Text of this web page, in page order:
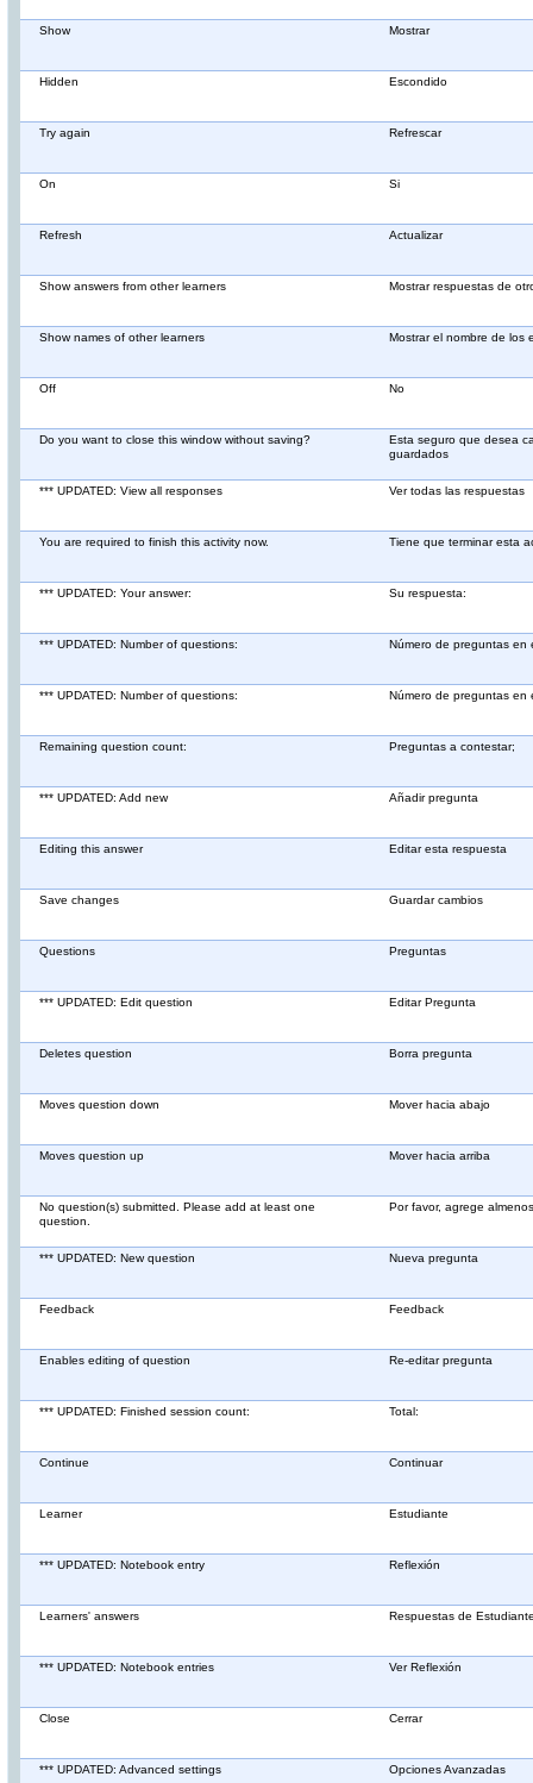
Show Mostrar
Hidden Escondido
Try again Refrescar
On Si
Refresh Actualizar
Show answers from other learners Mostrar respuestas de
Show names of other learners Mostrar el nombre de los
Off No
Do you want to close this window without saving?
Esta seguro que desea
guardados
*** UPDATED: View all responses Ver todas las respuestas
You are required to finish this activity now. Tiene que terminar esta
*** UPDATED: Your answer: Su respuesta:
*** UPDATED: Number of questions: Número de preguntas en
*** UPDATED: Number of questions: Número de preguntas en
Remaining question count: Preguntas a contestar;
*** UPDATED: Add new Añadir pregunta
Editing this answer Editar esta respuesta
Save changes Guardar cambios
Questions Preguntas
*** UPDATED: Edit question Editar Pregunta
Deletes question Borra pregunta
Moves question down Mover hacia abajo
Moves question up Mover hacia arriba
No question(s) submitted. Please add at least one
question.
Por favor, agrege
*** UPDATED: New question Nueva pregunta
Feedback Feedback
Enables editing of question Re-editar pregunta
*** UPDATED: Finished session count: Total:
Continue Continuar
Learner Estudiante
*** UPDATED: Notebook entry Reflexión
Learners' answers Respuestas de
*** UPDATED: Notebook entries Ver Reflexión
Close Cerrar
*** UPDATED: Advanced settings Opciones Avanzadas